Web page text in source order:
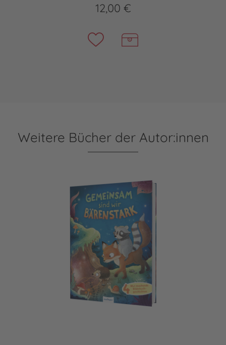
12,00 €
Weitere Bücher der Autor:innen
Gemeinsam sind wir bärenstark